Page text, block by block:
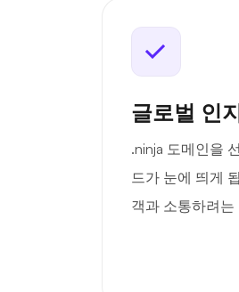
글로벌 인
.ninja 도메인을
드가 눈에 띄게
객과 소통하려